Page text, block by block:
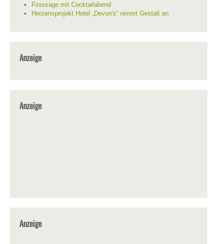
Finissage mit Cocktailabend
Herzensprojekt Hotel „Devon's“ nimmt Gestalt an
Anzeige
Anzeige
Anzeige